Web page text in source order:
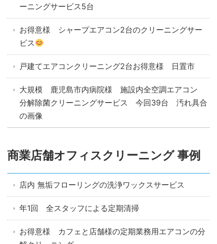
ーニングサービス5台
お得意様 シャープエアコン2台のクリーニングサー
ビス
戸建てエアコンクリーニング2台お得意様 日置市
大規模 鹿児島市内病院様 施設内全空調エアコン
分解除菌クリーニングサービス 今回39台 汚れ具合
の画像
商業店舗オフィスクリーニング 事例
店内 無垢フローリングの洗浄ワックスサービス
年1回 全スタッフによる定期清掃
お得意様 カフェと店舗様の定期業務用エアコンの分